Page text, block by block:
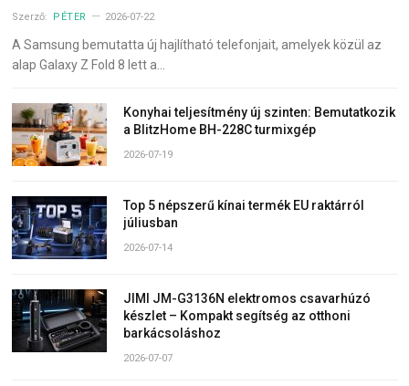
Szerző: PÉTER 2026-07-22
A Samsung bemutatta új hajlítható telefonjait, amelyek közül az
alap Galaxy Z Fold 8 lett a…
Konyhai teljesítmény új szinten: Bemutatkozik
a BlitzHome BH-228C turmixgép
2026-07-19
Top 5 népszerű kínai termék EU raktárról
júliusban
2026-07-14
JIMI JM-G3136N elektromos csavarhúzó
készlet – Kompakt segítség az otthoni
barkácsoláshoz
2026-07-07